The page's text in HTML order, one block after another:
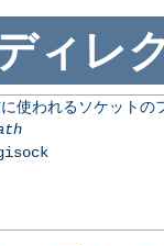
ィレ
使われるソケットの